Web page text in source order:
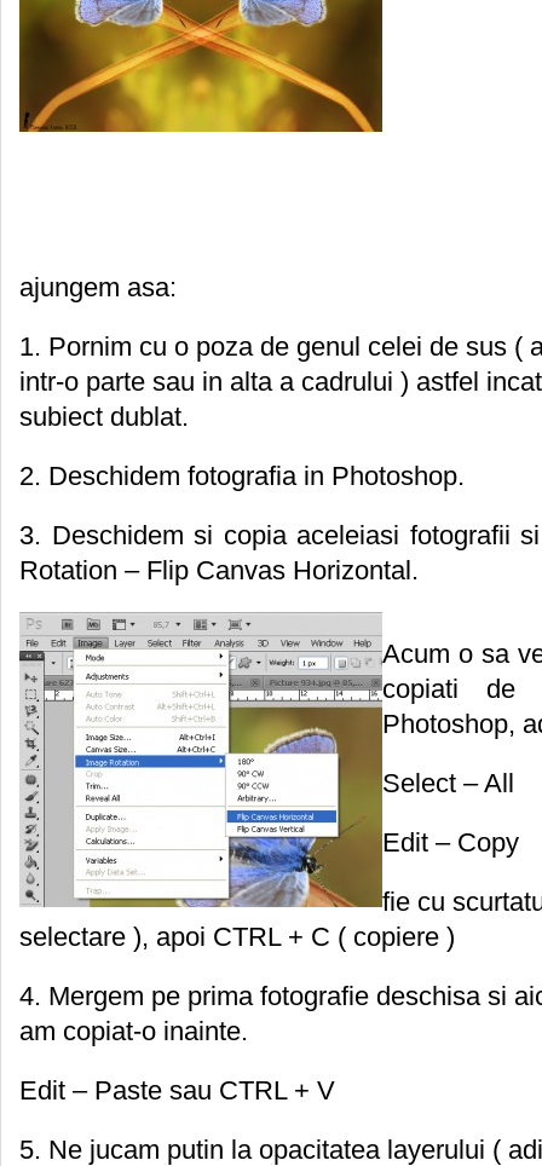
ajungem asa:
1. Pornim cu o poza de genul celei de sus (
intr-o parte sau in alta a cadrului ) astfel
subiect dublat.
2. Deschidem fotografia in Photoshop.
3. Deschidem si copia aceleiasi fotografii
Rotation – Flip Canvas Horizontal.
Acum o sa
copiati de
Photoshop,
Select – All
Edit – Copy
fie cu
selectare ), apoi CTRL + C ( copiere )
4. Mergem pe prima fotografie deschisa si
am copiat-o inainte.
Edit – Paste sau CTRL + V
5. Ne jucam putin la opacitatea layerului (